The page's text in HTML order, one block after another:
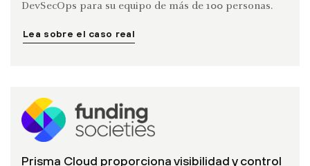
DevSecOps para su equipo de más de 100 personas.
Lea sobre el caso real
Prisma Cloud proporciona visibilidad y control